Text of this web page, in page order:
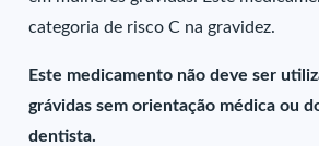
categoria de risco C na gravidez.
Este medicamento não deve ser
grávidas sem orientação médica ou
dentista.